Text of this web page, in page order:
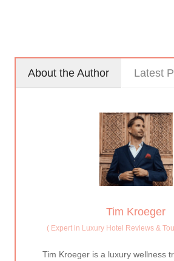
About the Author Latest
Tim Kroeger
(Expert in Luxury Hotel Reviews &
Tim Kroeger is a luxury wellness